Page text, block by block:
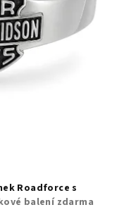
Roadforce s
balení zdarma